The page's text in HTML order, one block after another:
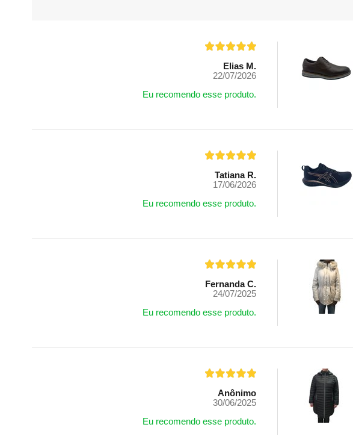
Elias M.
22/07/2026
Eu recomendo esse produto.
Tatiana R.
17/06/2026
Eu recomendo esse produto.
Fernanda C.
24/07/2025
Eu recomendo esse produto.
Anônimo
30/06/2025
Eu recomendo esse produto.